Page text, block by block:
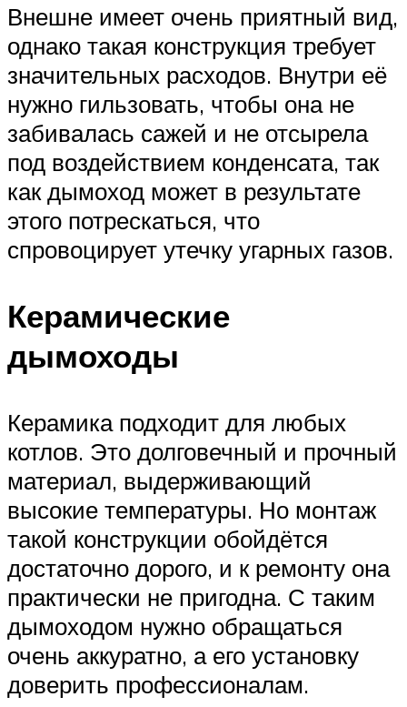
Внешне имеет очень приятный вид,
однако такая конструкция требует
значительных расходов. Внутри её
нужно гильзовать, чтобы она не
забивалась сажей и не отсырела
под воздействием конденсата, так
как дымоход может в результате
этого потрескаться, что
спровоцирует утечку угарных газов.
Керамические
дымоходы
Керамика подходит для любых
котлов. Это долговечный и прочный
материал, выдерживающий
высокие температуры. Но монтаж
такой конструкции обойдётся
достаточно дорого, и к ремонту она
практически не пригодна. С таким
дымоходом нужно обращаться
очень аккуратно, а его установку
доверить профессионалам.